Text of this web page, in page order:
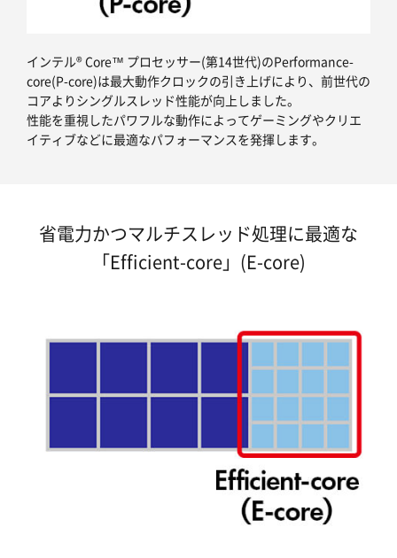
インテル® Core™ プロセッサー(第14世代)のPerformance-
core(P-core)は最大動作クロックの引き上げにより、前世代の
コアよりシングルスレッド性能が向上しました。
性能を重視したパワフルな動作によってゲーミングやクリエ
イティブなどに最適なパフォーマンスを発揮します。
省電力かつマルチスレッド処理に最適な
「Efficient-core」(E-core)